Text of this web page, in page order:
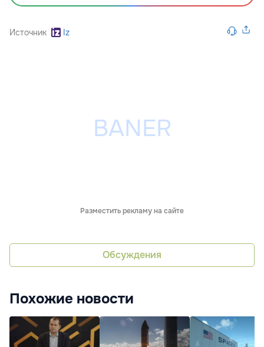
Источник Iz
Разместить рекламу на сайте
Обсуждения
Похожие новости